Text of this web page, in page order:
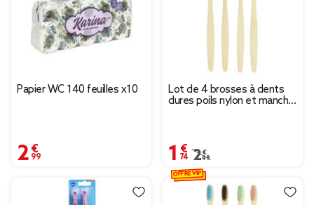
Papier WC 140 feuilles x10
2,99 €
Lot de 4 brosses à dents
dures poils nylon et manche
1,74 €
Prix remisé de 2,49 €
2,49 €
OFFRE VIP